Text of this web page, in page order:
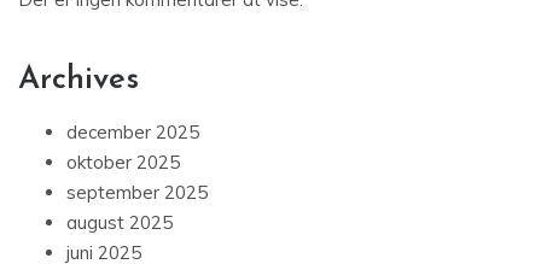
Archives
december 2025
oktober 2025
september 2025
august 2025
juni 2025